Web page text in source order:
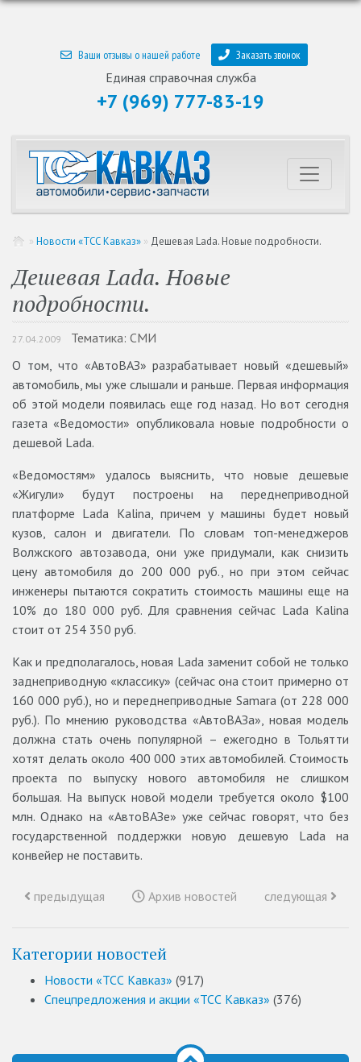
Ваши отзывы о нашей работе Заказать звонок
Единая справочная служба
+7 (969) 777-83-19
» Новости «ТСС Кавказ» » Дешевая Lada. Новые подробности.
Дешевая Lada. Новые
подробности.
27.04.2009
Тематика: СМИ
О том, что «АвтоВАЗ» разрабатывает новый «дешевый»
автомобиль, мы уже слышали и раньше. Первая информация
об этой модели появилась еще год назад. Но вот сегодня
газета «Ведомости» опубликовала новые подробности о
дешевой Lada.
«Ведомостям» удалось выяснить, что новые дешевые
«Жигули» будут построены на переднеприводной
платформе Lada Kalina, причем у машины будет новый
кузов, салон и двигатели. По словам топ-менеджеров
Волжского автозавода, они уже придумали, как снизить
цену автомобиля до 200 000 руб., но при этом сейчас
инженеры пытаются сократить стоимость машины еще на
10% до 180 000 руб. Для сравнения сейчас Lada Kalina
стоит от 254 350 руб.
Как и предполагалось, новая Lada заменит собой не только
заднеприводную «классику» (сейчас она стоит примерно от
160 000 руб.), но и переднеприводные Samara (от 228 000
руб.). По мнению руководства «АвтоВАЗа», новая модель
должна стать очень популярной – ежегодно в Тольятти
хотят делать около 400 000 этих автомобилей. Стоимость
проекта по выпуску нового автомобиля не слишком
большая. На выпуск новой модели требуется около $100
млн. Однако на «АвтоВАЗе» уже сейчас говорят, что без
государственной поддержки новую дешевую Lada на
конвейер не поставить.
предыдущая Архив новостей следующая
Категории новостей
Новости «ТСС Кавказ» (917)
Спецпредложения и акции «ТСС Кавказ» (376)